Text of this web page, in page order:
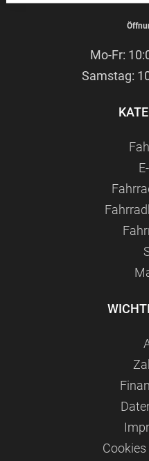
Mo-Fr:
Samstag:
Сookies